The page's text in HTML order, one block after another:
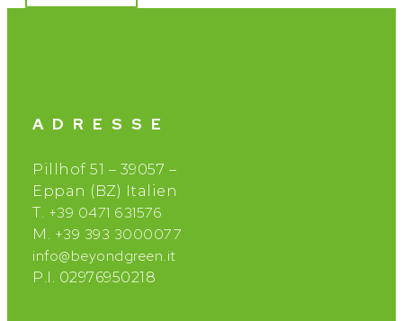
ADRESSE
Pillhof 51 – 39057 –
Eppan (BZ) Italien
T. +39 0471 631576
M. +39 393 3000077
info@beyondgreen.it
P.I. 02976950218